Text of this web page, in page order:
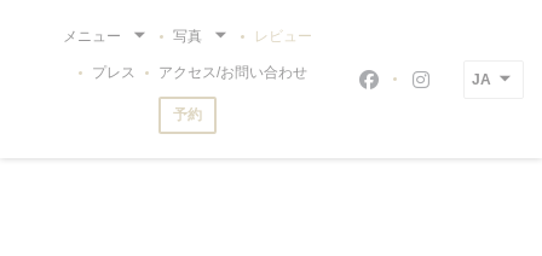
メニュー 写真 レビュー
プレス アクセス/お問い合わせ
予約
Facebook ((新しい
Instagram ((
JA